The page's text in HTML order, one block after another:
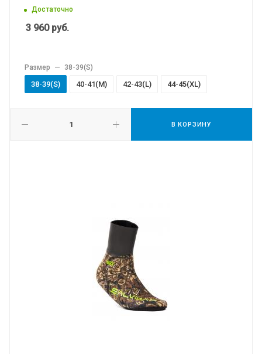
Достаточно
3 960руб.
В КОРЗИНУ
Размер — 38-39(S)
38-39(S) 40-41(M) 42-43(L) 44-45(XL)